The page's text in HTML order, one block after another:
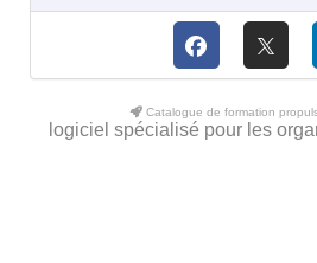
Catalogue de formation
logiciel spécialisé pour les